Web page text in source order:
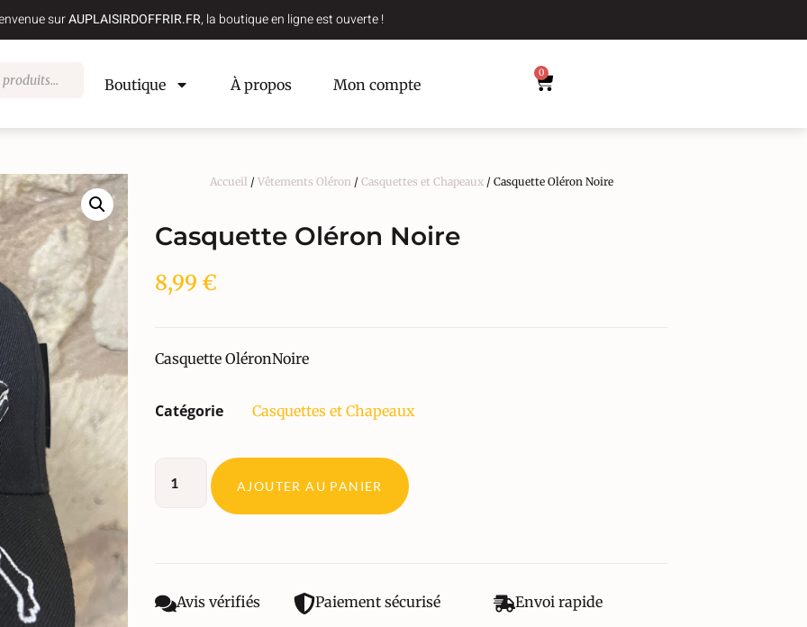
surAUPLAISIRDOFFRIR.FR, la boutique en ligne est ouverte !
Boutique À propos Mon compte
0
Accueil / Vêtements Oléron / Casquettes et Chapeaux / Casquette Oléron Noire
Casquette Oléron Noire
8,99 €
Casquette OléronNoire
Catégorie Casquettes et Chapeaux
AJOUTER AU PANIER
Avis vérifiés Paiement sécurisé Envoi rapide